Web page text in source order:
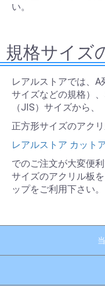
い。
規格サイズ
レアルストアでは、
サイズなどの規格）
（JIS）サイズから、
正方形サイズのアク
レアルストア カット
でのご注文が大変便
サイズのアクリル板
ップをご利用下さい。